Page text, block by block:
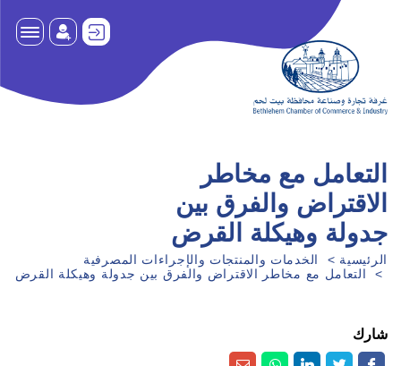
التعامل مع مخاطر
الاقتراض والفرق بين
جدولة وهيكلة القرض
الرئيسية
الخدمات والمنتجات والإجراءات المصرفية
التعامل مع مخاطر الاقتراض والفرق بين جدولة وهيكلة القرض
شارك